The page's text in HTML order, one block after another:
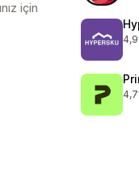
için
4,9
4,7